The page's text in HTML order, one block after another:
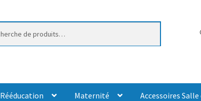
Rééducation Maternité Accessoires Salle